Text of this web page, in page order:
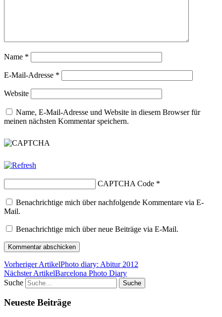
Name *
E-Mail-Adresse *
Website
Name, E-Mail-Adresse und Website in diesem Browser für
meinen nächsten Kommentar speichern.
CAPTCHA Code *
Benachrichtige mich über nachfolgende Kommentare via E-
Mail.
Benachrichtige mich über neue Beiträge via E-Mail.
Vorheriger ArtikelPhoto diary: Abitur 2012
Nächster ArtikelBarcelona Photo Diary
Suche
Neueste Beiträge